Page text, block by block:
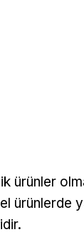
ürünler
ürünlerde